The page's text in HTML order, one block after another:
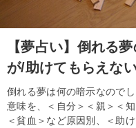
【夢占い】倒れる
が/助けてもらえな
倒れる夢は何の暗示なので
意味を、＜自分＞＜親＞＜
＜貧血＞など原因別、＜助